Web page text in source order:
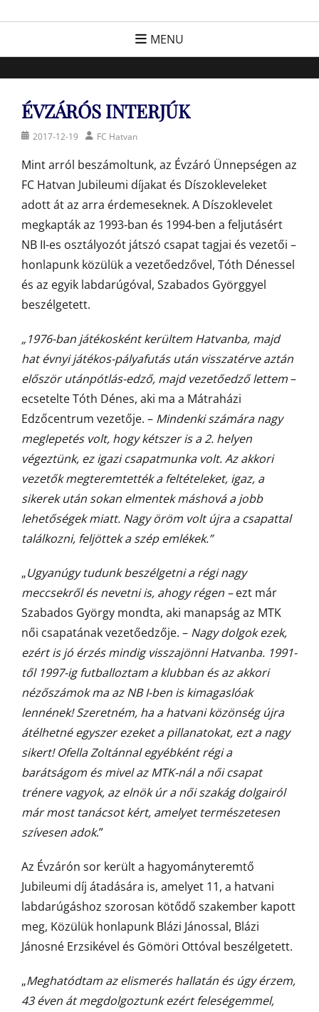
FC Hatvan
Egyesület a hatvani labdarúgásért, sportért!
MENU
ÉVZÁRÓS INTERJÚK
Posted2017-12-19 AuthorFC Hatvan
Mint arról beszámoltunk, az Évzáró Ünnepségen az
FC Hatvan Jubileumi díjakat és Díszokleveleket
adott át az arra érdemeseknek. A Díszoklevelet
megkapták az 1993-ban és 1994-ben a feljutásért
NB II-es osztályozót játszó csapat tagjai és vezetői –
honlapunk közülük a vezetőedzővel, Tóth Dénessel
és az egyik labdarúgóval, Szabados Györggyel
beszélgetett.
„1976-ban játékosként kerültem Hatvanba, majd
hat évnyi játékos-pályafutás után visszatérve aztán
először utánpótlás-edző, majd vezetőedző lettem–
ecsetelte Tóth Dénes, aki ma a Mátraházi
Edzőcentrum vezetője. – Mindenki számára nagy
meglepetés volt, hogy kétszer is a 2. helyen
végeztünk, ez igazi csapatmunka volt. Az akkori
vezetők megteremtették a feltételeket, igaz, a
sikerek után sokan elmentek máshová a jobb
lehetőségek miatt. Nagy öröm volt újra a csapattal
találkozni, feljöttek a szép emlékek.”
„Ugyanúgy tudunk beszélgetni a régi nagy
meccsekről és nevetni is, ahogy régen –ezt már
Szabados György mondta, aki manapság az MTK
női csapatának vezetőedzője. – Nagy dolgok ezek,
ezért is jó érzés mindig visszajönni Hatvanba. 1991-
től 1997-ig futballoztam a klubban és az akkori
nézőszámok ma az NB I-ben is kimagaslóak
lennének! Szeretném, ha a hatvani közönség újra
átélhetné egyszer ezeket a pillanatokat, ezt a nagy
sikert! Ofella Zoltánnal egyébként régi a
barátságom és mivel az MTK-nál a női csapat
trénere vagyok, az elnök úr a női szakág dolgairól
már most tanácsot kért, amelyet természetesen
szívesen adok.”
Az Évzárón sor került a hagyományteremtő
Jubileumi díj átadására is, amelyet 11, a hatvani
labdarúgáshoz szorosan kötődő szakember kapott
meg, Közülük honlapunk Blázi Jánossal, Blázi
Jánosné Erzsikével és Gömöri Ottóval beszélgetett.
„Meghatódtam az elismerés hallatán és úgy érzem,
43 éven át megdolgoztunk ezért feleségemmel,